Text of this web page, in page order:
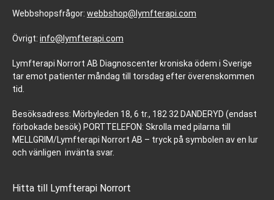
Webbshopsfrågor: webbshop@lymfterapi.com
Övrigt: info@lymfterapi.com
Lymfterapi Norrort AB Diagnoscenter kroniska ödem i Sverige
tar emot patienter måndag till torsdag efter överenskommen
tid.
Besöksadress: Mörbyleden 18, 6 tr., 182 32 DANDERYD (endast
förbokade besök) PORTTELEFON: Skrolla med pilarna till
MELLGRIM/Lymfterapi Norrort AB – tryck på symbolen av en lur
och vänligen invänta svar.
Hitta till Lymfterapi Norrort